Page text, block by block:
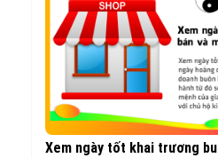
Xem ngày tốt khai trương